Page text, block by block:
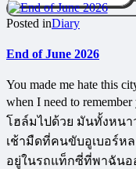
Posted inDiary
End of June 2026
You made me hate this
when I need to
โฮล์มไปด้วย มันทั้งหนา
เช้ามืดที่คนขับอูเบอร์ห
อยู่ในรถแท็กซี่ที่พาฉันอ